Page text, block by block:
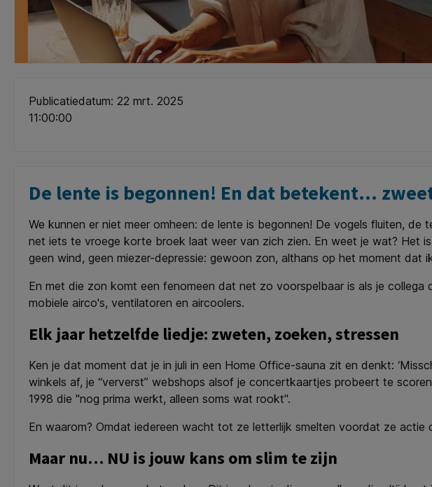
Publicatiedatum: 22 mrt. 2025
11:00:00
De lente is begonnen! En dat betekent…
We kunnen er niet meer omheen: de lente is begonnen! De vogels fluiten,
net iets te vroege korte broek laat weer van zich zien. En weet je wat? Het
geen wind, geen miezer-depressie: gewoon zon, althans op het moment dat
En met die zon komt een fenomeen dat net zo voorspelbaar is als je collega
mobiele airco's, ventilatoren en aircoolers.
Elk jaar hetzelfde liedje: zweten, zoeken, stressen
Ken je dat moment dat je in juli in een Home Office-sauna zit en denkt:
winkels af, je “ververst” webshops alsof je concertkaartjes probeert te
1998 die "nog prima werkt, alleen soms wat rookt".
En waarom? Omdat iedereen wacht tot ze letterlijk smelten voordat ze actie
Maar nu… NU is jouw kans om slim te zijn